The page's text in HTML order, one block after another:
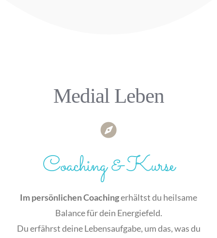
Medial Leben
Coaching & Kurse
Im persönlichen Coachingerhältst du heilsame
Balance für dein Energiefeld.
Du erfährst deine Lebensaufgabe, um das, was du